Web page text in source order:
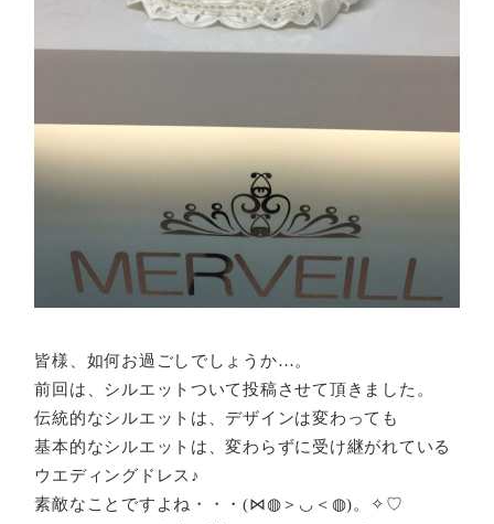
皆様、如何お過ごしでしょうか…。
前回は、シルエットついて投稿させて頂きました。
伝統的なシルエットは、デザインは変わっても
基本的なシルエットは、変わらずに受け継がれている
ウエディングドレス♪
素敵なことですよね・・・(⋈◍＞◡＜◍)。✧♡